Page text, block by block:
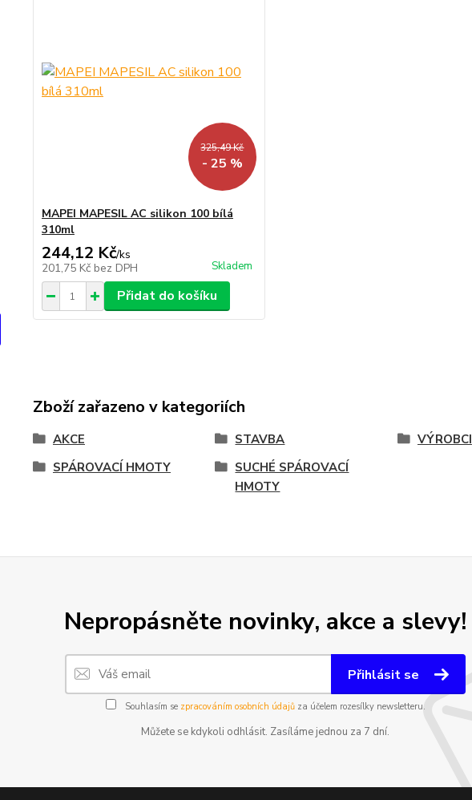
325,49 Kč
- 25 %
MAPEI MAPESIL AC silikon 100 bílá
310ml
244,12 Kč/ks
201,75 Kč bez DPH Skladem
Přidat do košíku
Zboží zařazeno v kategoriích
AKCE STAVBA VÝROBCI
SPÁROVACÍ HMOTY
SUCHÉ SPÁROVACÍ
HMOTY
Nepropásněte novinky, akce a slevy!
Přihlásit se
Souhlasím se zpracováním osobních údajůza účelem rozesílky newsletteru.
Můžete se kdykoli odhlásit. Zasíláme jednou za 7 dní.